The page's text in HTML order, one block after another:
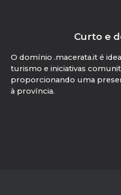
Curto e
O domínio .macerata.it é
turismo e iniciativas
proporcionando uma
à província.